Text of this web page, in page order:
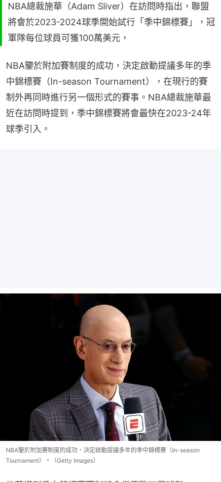
NBA總裁施華（Adam Sliver）在訪問時指出，聯盟
將會於2023-2024球季開始試行「季中錦標賽」，冠
軍隊每位球員可獲100萬美元，
NBA鑒於附加賽制度的成功，決定啟動提議多年的季
中錦標賽（In-season Tournament），在現行的賽
制外再同時進行另一個形式的賽事。NBA總裁施華最
近在訪問時提到，季中錦標賽將會最快在2023-24年
球季引入。
NBA鑒於附加賽制度的成功，決定啟動提議多年的季中錦標賽（In-season
Tournament）。（Getty Images）